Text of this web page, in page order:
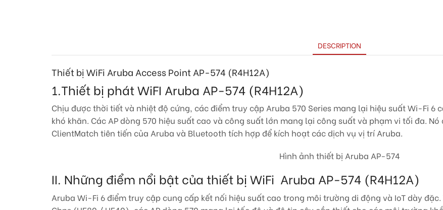
DESCRIPTION
Thiết bị WiFi Aruba Access Point AP-574 (R4H12A)
1.Thiết bị phát WiFI Aruba AP-574 (R4H12A)
Chịu được thời tiết và nhiệt độ cứng, các điểm truy cập Aruba 570 Series mang lại hiệu suất Wi-Fi
khó khăn. Các AP dòng 570 hiệu suất cao và công suất lớn mang lại công suất và phạm vi tối đa. Nó
ClientMatch tiên tiến của Aruba và Bluetooth tích hợp để kích hoạt các dịch vụ vị trí Aruba.
Hình ảnh thiết bị Aruba AP-574
II. Những điểm nổi bật của thiết bị WiFi Aruba AP-574 (R4H12A)
Aruba Wi-Fi 6 điểm truy cập cung cấp kết nối hiệu suất cao trong môi trường di động và IoT dày